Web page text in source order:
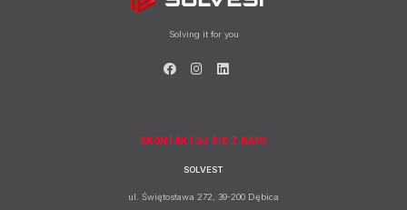
Solving it for you
SKONTAKTUJ SIĘ Z NAMI
SOLVEST
ul. Świętosława 272, 39-200 Dębica